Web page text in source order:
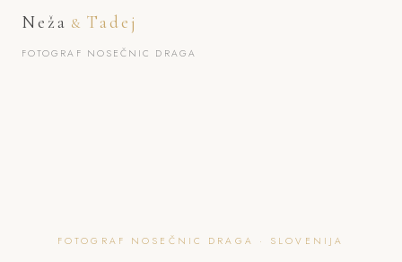
Neža & Tadej
FOTOGRAF NOSEČNIC DRAGA
FOTOGRAF NOSEČNIC DRAGA · SLOVENIJA